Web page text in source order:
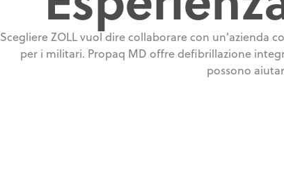
Scegliere ZOLL vuol dire collaborare con un'azienda
per i militari. Propaq MD offre defibrillazione
possono